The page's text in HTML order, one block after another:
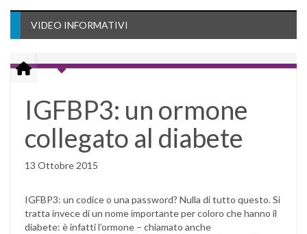
VIDEO INFORMATIVI
IGFBP3: un ormone
collegato al diabete
13 Ottobre 2015
IGFBP3: un codice o una password? Nulla di tutto questo. Si
tratta invece di un nome importante per coloro che hanno il
diabete: è infatti l’ormone – chiamato anche